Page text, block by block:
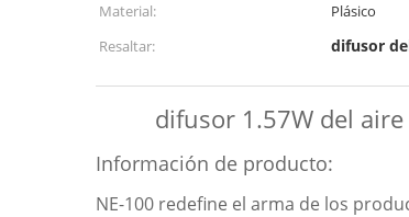
Material:
Plásico
Resaltar:
difusor
difusor 1.57W del
Información de producto:
NE-100 redefine el arma de los